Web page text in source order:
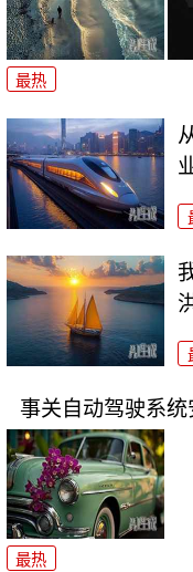
最热
事关自动驾驶系
最热